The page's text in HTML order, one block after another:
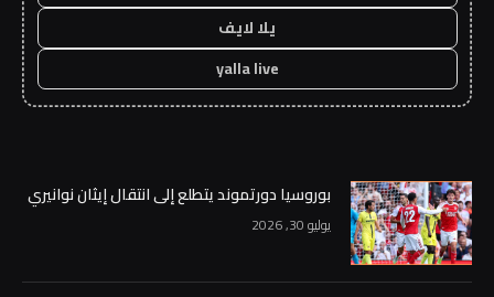
يلا لايف
yalla live
بوروسيا دورتموند يتطلع إلى انتقال إيثان نوانيري
يوليو 30, 2026